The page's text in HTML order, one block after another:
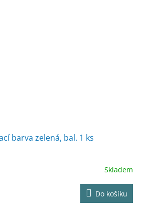
barva zelená, bal. 1 ks
Skladem
Do košíku